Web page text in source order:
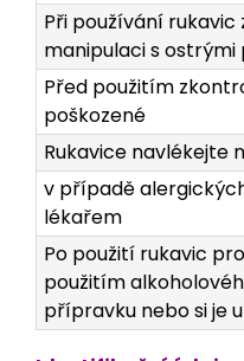
Při používání
manipulaci s
Před použitím
poškozené
Rukavice navlékejte
v případě
lékařem
Po použití rukavic
použitím
přípravku nebo si je